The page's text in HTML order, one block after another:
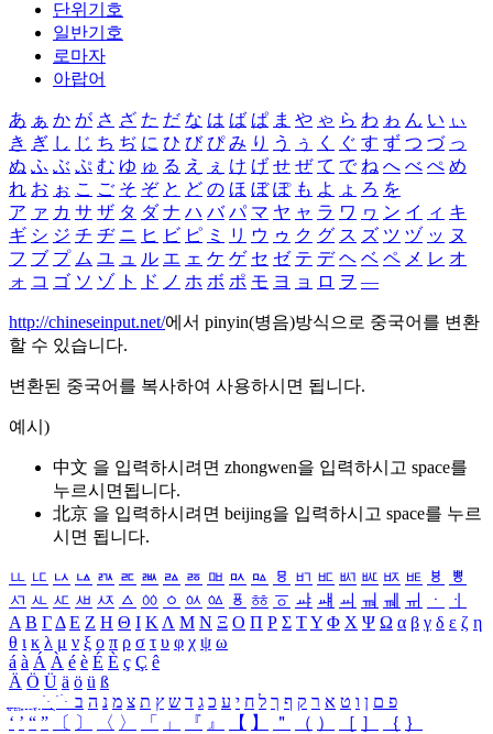
단위기호
일반기호
로마자
아랍어
あ ぁ か が さ ざ た だ な は ば ぱ ま や ゃ ら わ ゎ ん い ぃ
き ぎ し じ ち ぢ に ひ び ぴ み り う ぅ く ぐ す ず つ づ っ
ぬ ふ ぶ ぷ む ゆ ゅ る え ぇ け げ せ ぜ て で ね へ べ ぺ め
れ お ぉ こ ご そ ぞ と ど の ほ ぼ ぽ も よ ょ ろ を
ア ァ カ サ ザ タ ダ ナ ハ バ パ マ ヤ ャ ラ ワ ヮ ン イ ィ キ
ギ シ ジ チ ヂ ニ ヒ ビ ピ ミ リ ウ ゥ ク グ ス ズ ツ ヅ ッ ヌ
フ ブ プ ム ユ ュ ル エ ェ ケ ゲ セ ゼ テ デ ヘ ベ ペ メ レ オ
ォ コ ゴ ソ ゾ ト ド ノ ホ ボ ポ モ ヨ ョ ロ ヲ ―
http://chineseinput.net/에서 pinyin(병음)방식으로 중국어를 변환
할 수 있습니다.
변환된 중국어를 복사하여 사용하시면 됩니다.
예시)
中文 을 입력하시려면 zhongwen을 입력하시고 space를
누르시면됩니다.
北京 을 입력하시려면 beijing을 입력하시고 space를 누르
시면 됩니다.
ㅥ ㅦ ㅧ ㅨ ㅩ ㅪ ㅫ ㅬ ㅭ ㅮ ㅯ ㅰ ㅱ ㅲ ㅳ ㅴ ㅵ ㅶ ㅷ ㅸ
ㅹ
ㅺ ㅻ ㅼ ㅽ ㅾ ㅿ ㆀ ㆁ ㆂ ㆃ ㆄ ㆅ ㆆ ㆇ ㆈ ㆉ ㆊ ㆋ ㆌ ㆍ
ㆎ
Α Β ΓΔ Ε Ζ Η Θ Ι ΚΛ Μ Ν Ξ Ο Π Ρ Σ ΤΥ Φ Χ Ψ Ω α β γ δ ε ζ η
θ ι κ λ μ ν ξ ο π ρ σ τ υ φ χ ψ ω
á à Á À é è É È ç Ç ê
Ä Ö Ü ä ö ü ß
ִֶֹ ֻּ ׁׂ פ ם ן ו ט א ר ק ף ך ל ח י ע כ ג ד ש ץ ת צ מ נ ה ב
‘ ’ “ ” 〔 〕 〈 〉 「 」 『 』 【 】 ＂ （ ） ［ ］ ｛ ｝